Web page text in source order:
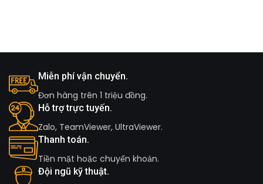
Miễn phí vận chuyển.
Đơn hàng trên 1 triệu đồng.
Hỗ trợ trực tuyến.
Zalo, TeamViewer, UltraViewer.
Thanh toán.
Tiền mặt hoặc chuyển khoản.
Đội ngũ kỹ thuật.